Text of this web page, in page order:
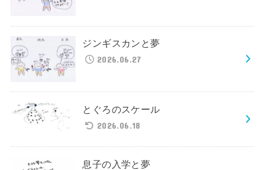
ジンギスカンと夢
2026.06.27
とぐろのスケール
2026.06.18
息子の入学と夢